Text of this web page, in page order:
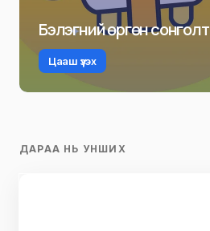
Бэлэгний өргөн сонголт
Цааш үзэх
ДАРАА НЬ УНШИХ